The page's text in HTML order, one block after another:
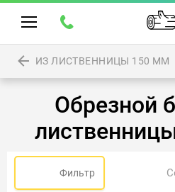
ИЗ ЛИСТВЕННИЦЫ 150 ММ
Обрезной
Фильтр